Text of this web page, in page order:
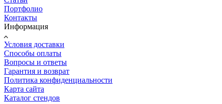
Портфолио
Контакты
Информация
Условия доставки
Способы оплаты
Вопросы и ответы
Гарантия и возврат
Политика конфиденциальности
Карта сайта
Каталог стендов